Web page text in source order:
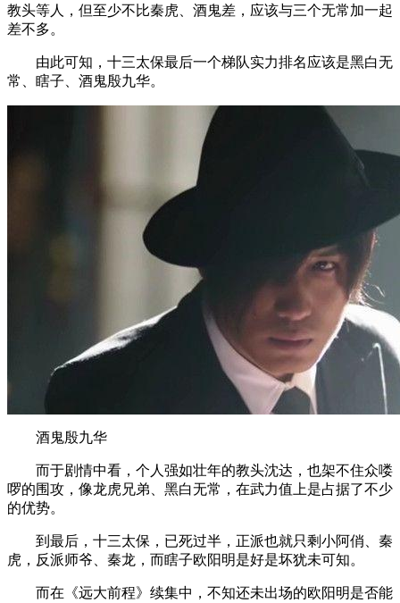
教头等人，但至少不比秦虎、酒鬼差，应该与三个无常加一起
差不多。
由此可知，十三太保最后一个梯队实力排名应该是黑白无
常、瞎子、酒鬼殷九华。
酒鬼殷九华
而于剧情中看，个人强如壮年的教头沈达，也架不住众喽
啰的围攻，像龙虎兄弟、黑白无常，在武力值上是占据了不少
的优势。
到最后，十三太保，已死过半，正派也就只剩小阿俏、秦
虎，反派师爷、秦龙，而瞎子欧阳明是好是坏犹未可知。
而在《远大前程》续集中，不知还未出场的欧阳明是否能